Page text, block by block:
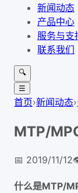
新闻动态
产品中心
服务与支
联系我们
🔍
☰
首页›新闻动态›
MTP/
📅 2019/11/12
什么是MTP/